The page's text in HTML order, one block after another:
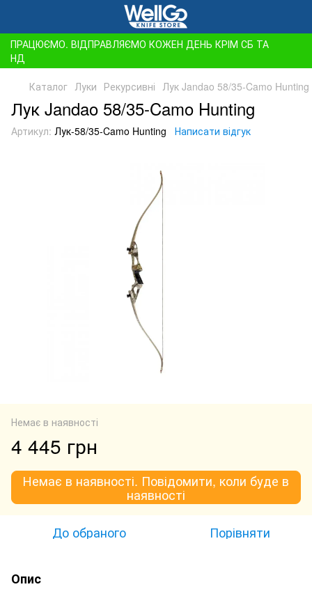
ПРАЦЮЄМО. ВІДПРАВЛЯЄМО КОЖЕН ДЕНЬ КРІМ СБ ТА
НД
Каталог Луки Рекурсивні Лук Jandao 58/35-Camo Hunting
Лук Jandao 58/35-Camo Hunting
Артикул: Лук-58/35-Camo Hunting Написати відгук
Немає в наявності
4 445 грн
Немає в наявності. Повідомити, коли буде в
наявності
До обраного Порівняти
Опис